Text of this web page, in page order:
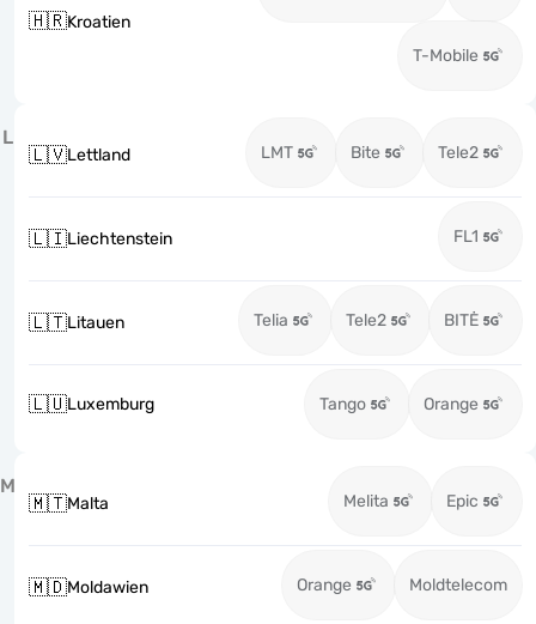
🇭🇷Kroatien
T-Mobile
L
🇱🇻Lettland LMT Bite Tele2
🇱🇮Liechtenstein FL1
🇱🇹Litauen Telia Tele2 BITĖ
🇱🇺Luxemburg Tango Orange
M
🇲🇹Malta Melita Epic
🇲🇩Moldawien Orange Moldtelecom